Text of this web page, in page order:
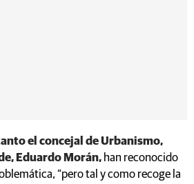
el concejal de Urbanismo,
Eduardo Morán, han reconocido
“pero tal y como recoge la